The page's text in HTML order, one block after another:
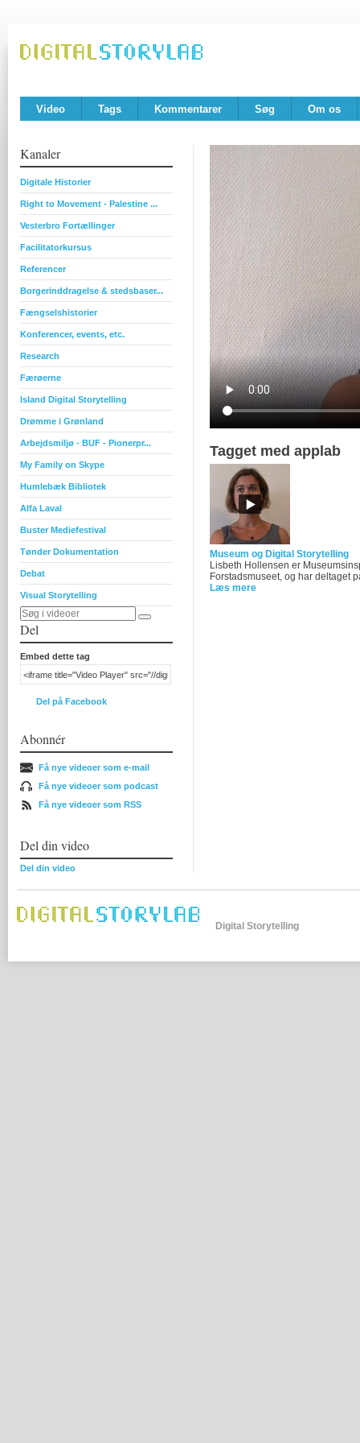
Video Tags Kommentarer Søg Om os
Kanaler
Digitale Historier
Right to Movement - Palestine ...
Vesterbro Fortællinger
Facilitatorkursus
Referencer
Borgerinddragelse & stedsbaser...
Fængselshistorier
Konferencer, events, etc.
Research
Færøerne
Island Digital Storytelling
Drømme i Grønland
Arbejdsmiljø - BUF - Pionerpr...
My Family on Skype
Humlebæk Bibliotek
Alfa Laval
Buster Mediefestival
Tønder Dokumentation
Debat
Visual Storytelling
Del
Embed dette tag
Del på Facebook
Abonnér
Få nye videoer som e-mail
Få nye videoer som podcast
Få nye videoer som RSS
Del din video
Del din video
Tagget med applab
Museum og Digital Storytelling
Lisbeth Hollensen er
Forstadsmuseet, og har deltaget
Læs mere
Digital Storytelling